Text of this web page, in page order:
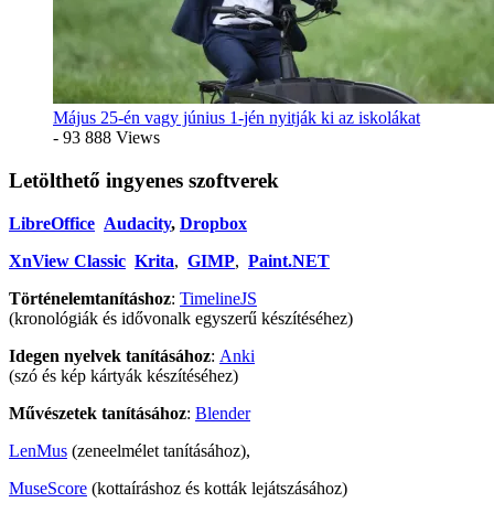
Május 25-én vagy június 1-jén nyitják ki az iskolákat
- 93 888 Views
Letölthető ingyenes szoftverek
LibreOffice Audacity, Dropbox
XnView Classic Krita, GIMP, Paint.NET
Történelemtanításhoz: TimelineJS
(kronológiák és idővonalk egyszerű készítéséhez)
Idegen nyelvek tanításához: Anki
(szó és kép kártyák készítéséhez)
Művészetek tanításához: Blender
LenMus (zeneelmélet tanításához),
MuseScore (kottaíráshoz és kották lejátszásához)